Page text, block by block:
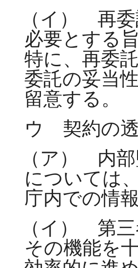
（イ） 再
必要とする
特に、再委
委託の妥当
留意する。
ウ 契約の透
（ア） 内
については
庁内での情
（イ） 第
その機能を